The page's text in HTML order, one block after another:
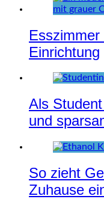
Einrichtung
Als
und
So zieht
Zuhause